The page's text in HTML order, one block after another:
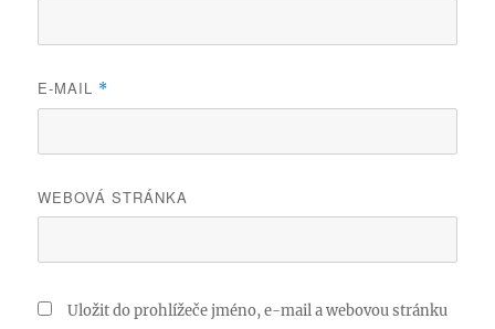
E-MAIL *
WEBOVÁ STRÁNKA
Uložit do prohlížeče jméno, e-mail a webovou stránku